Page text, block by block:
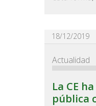
18/12/2019
Actualidad
La CE
pública